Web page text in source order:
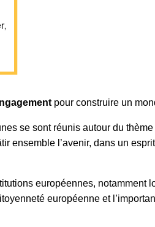
pour construire un
se sont réunis autour du thème
ensemble l’avenir, dans un
européennes, notamment
européenne et